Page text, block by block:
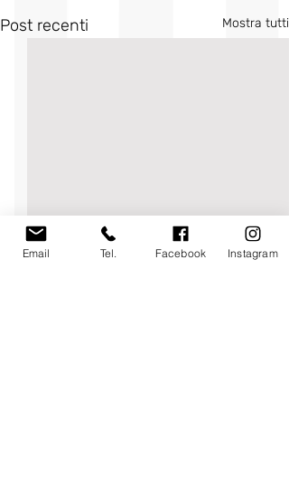
Post recenti Mostra tutti
Email Tel. Facebook Instagram